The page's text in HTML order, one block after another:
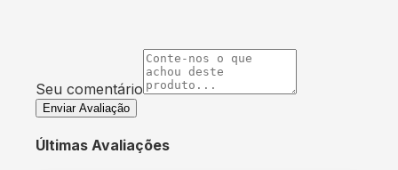
Seu comentário
Enviar Avaliação
Últimas Avaliações